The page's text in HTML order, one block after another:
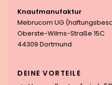
Knaufmanufaktur
Mebrucom UG
Oberste-Wilms-Straße 15C
44309 Dortmund
DEINE VORTEILE